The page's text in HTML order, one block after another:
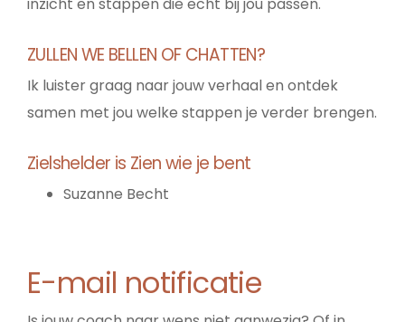
ZULLEN WE BELLEN OF CHATTEN?
Ik luister graag naar jouw verhaal en ontdek
samen met jou welke stappen je verder brengen.
Zielshelder is Zien wie je bent
Suzanne Becht
E-mail notificatie